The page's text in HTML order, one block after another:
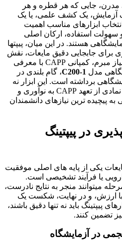
مدرن، جایی که هر قطره و هر
آزمایش، یک کشف علمی، یا یک
ابزارهای مناسب اهمیت
سهولت استفاده، ارکان اصلی
هستند. در این میان، پیپتها
برای جابجایی دقیق مایعات، نقش
بیبدیلی ایفا میکنند. با درک این نیاز مبرم، کمپانی CAPP با معرفی
مدل C200-1، گام بلندی در
برداشته است. این ابزار نه
تنها یک پیپت ساده نیست، بلکه نمادی از تعهد CAPP به نوآوری و
پیچیده ترین نیازهای دانشمندان
در پیپتینگ
یکی از پایه های اصلی موفقیت
یا فرآیند تشخیصی است.
میتوانند منجر به نتایج نادرست،
با ارزش، و در نهایت، شکست یک
پیپتینگ باید نه تنها دقیق باشند،
تضمین کنند.
در آزمایشگاه